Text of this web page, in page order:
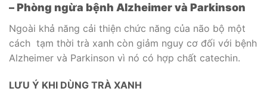
– Phòng ngừa bệnh Alzheimer và Parkinson
Ngoài khả năng cải thiện chức năng của não bộ một
cách tạm thời trà xanh còn giảm nguy cơ đối với bệnh
Alzheimer và Parkinson vì nó có hợp chất catechin.
LƯU Ý KHI DÙNG TRÀ XANH